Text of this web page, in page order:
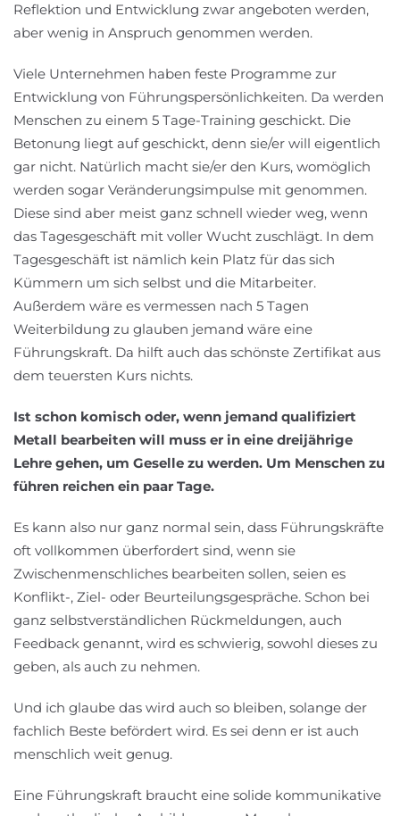
Reflektion und Entwicklung zwar angeboten werden,
aber wenig in Anspruch genommen werden.
Viele Unternehmen haben feste Programme zur
Entwicklung von Führungspersönlichkeiten. Da werden
Menschen zu einem 5 Tage-Training geschickt. Die
Betonung liegt auf geschickt, denn sie/er will eigentlich
gar nicht. Natürlich macht sie/er den Kurs, womöglich
werden sogar Veränderungsimpulse mit genommen.
Diese sind aber meist ganz schnell wieder weg, wenn
das Tagesgeschäft mit voller Wucht zuschlägt. In dem
Tagesgeschäft ist nämlich kein Platz für das sich
Kümmern um sich selbst und die Mitarbeiter.
Außerdem wäre es vermessen nach 5 Tagen
Weiterbildung zu glauben jemand wäre eine
Führungskraft. Da hilft auch das schönste Zertifikat aus
dem teuersten Kurs nichts.
Ist schon komisch oder, wenn jemand qualifiziert
Metall bearbeiten will muss er in eine dreijährige
Lehre gehen, um Geselle zu werden. Um Menschen zu
führen reichen ein paar Tage.
Es kann also nur ganz normal sein, dass Führungskräfte
oft vollkommen überfordert sind, wenn sie
Zwischenmenschliches bearbeiten sollen, seien es
Konflikt-, Ziel- oder Beurteilungsgespräche. Schon bei
ganz selbstverständlichen Rückmeldungen, auch
Feedback genannt, wird es schwierig, sowohl dieses zu
geben, als auch zu nehmen.
Und ich glaube das wird auch so bleiben, solange der
fachlich Beste befördert wird. Es sei denn er ist auch
menschlich weit genug.
Eine Führungskraft braucht eine solide kommunikative